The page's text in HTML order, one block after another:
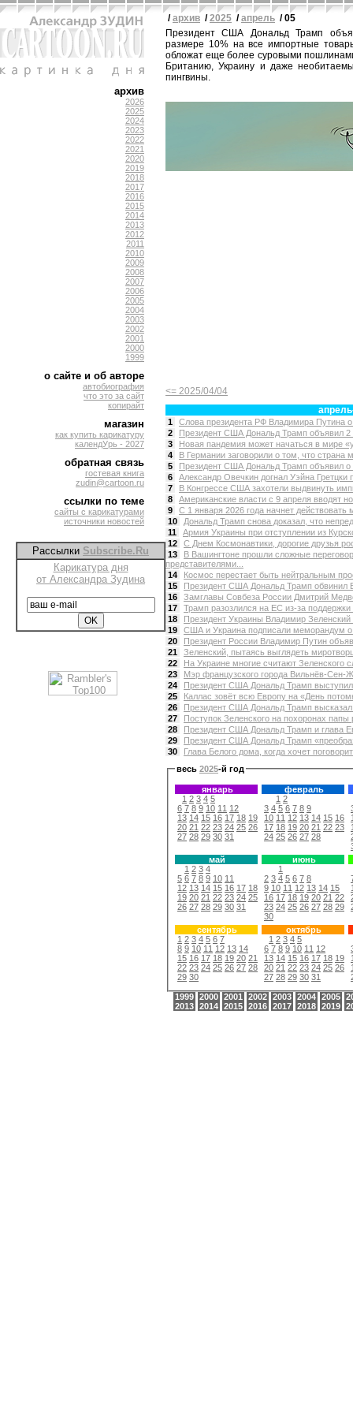
архив
2026
2025
2024
2023
2022
2021
2020
2019
2018
2017
2016
2015
2014
2013
2012
2011
2010
2009
2008
2007
2006
2005
2004
2003
2002
2001
2000
1999
о сайте и об авторе
автобиография
что это за сайт
копирайт
магазин
как купить карикатуру
календУрь - 2027
обратная связь
гостевая книга
zudin@cartoon.ru
ссылки по теме
сайты с карикатурами
источники новостей
Рассылки Subscribe.Ru
Карикатура дня
от Александра Зудина
/архив /2025 /апрель / 05
Президент США Дональд Трамп
размере 10% на все импортные
обложат еще более суровыми
Британию, Украину и даже
пингвины.
<= 2025/04/04
1
Слова президента РФ Владимира Путина о
2
Президент США Дональд Трамп объявил 2
3
Новая пандемия может начаться в мире
4
В Германии заговорили о том, что страна
5
Президент США Дональд Трамп объявил
6
Александр Овечкин догнал Уэйна Гретцки
7
В Конгрессе США захотели выдвинуть
8
Американские власти с 9 апреля вводят
9
С 1 января 2026 года начнет
10
Дональд Трамп снова доказал, что
11
Армия Украины при отступлении из
12
С Днем Космонавтики, дорогие друзья
13
В Вашингтоне прошли сложные
представителями...
14
Космос перестает быть нейтральным
15
Президент США Дональд Трамп обвинил
16
Замглавы Совбеза России Дмитрий
17
Трамп разозлился на ЕС из-за
18
Президент Украины Владимир Зеленский
19
США и Украина подписали меморандум о
20
Президент России Владимир Путин
21
Зеленский, пытаясь выглядеть
22
На Украине многие считают Зеленского
23
Мэр французского города Вильнёв-Сен-
24
Президент США Дональд Трамп
25
Каллас зовёт всю Европу на «День
26
Президент США Дональд Трамп высказал
27
Поступок Зеленского на похоронах папы
28
Президент США Дональд Трамп и глава
29
Президент США Дональд Трамп
30
Глава Белого дома, когда хочет
весь 2025-й год
январь
1 2 3 4 5
6 7 8 9 10 11 12
13 14 15 16 17 18 19
20 21 22 23 24 25 26
27 28 29 30 31
февраль
1 2
3 4 5 6 7 8 9
10 11 12 13 14 15 16
17 18 19 20 21 22 23
24 25 26 27 28
май
1 2 3 4
5 6 7 8 9 10 11
12 13 14 15 16 17 18
19 20 21 22 23 24 25
26 27 28 29 30 31
июнь
1
2 3 4 5 6 7 8
9 10 11 12 13 14 15
16 17 18 19 20 21 22
23 24 25 26 27 28 29
30
сентябрь
1 2 3 4 5 6 7
8 9 10 11 12 13 14
15 16 17 18 19 20 21
22 23 24 25 26 27 28
29 30
октябрь
1 2 3 4 5
6 7 8 9 10 11 12
13 14 15 16 17 18 19
20 21 22 23 24 25 26
27 28 29 30 31
1999 2000 2001 2002 2003 2004 2005
2013 2014 2015 2016 2017 2018 2019